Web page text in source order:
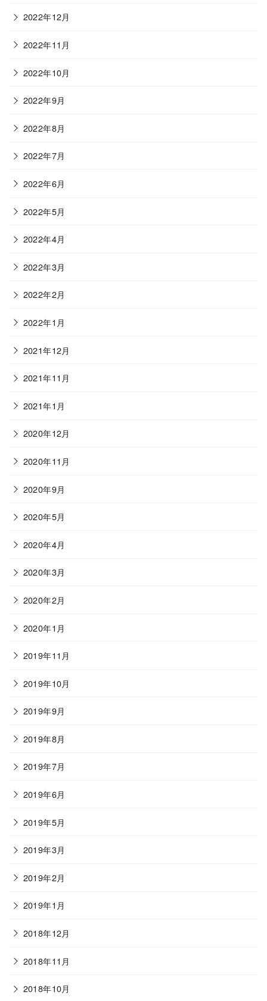
2022年12月
2022年11月
2022年10月
2022年9月
2022年8月
2022年7月
2022年6月
2022年5月
2022年4月
2022年3月
2022年2月
2022年1月
2021年12月
2021年11月
2021年1月
2020年12月
2020年11月
2020年9月
2020年5月
2020年4月
2020年3月
2020年2月
2020年1月
2019年11月
2019年10月
2019年9月
2019年8月
2019年7月
2019年6月
2019年5月
2019年3月
2019年2月
2019年1月
2018年12月
2018年11月
2018年10月